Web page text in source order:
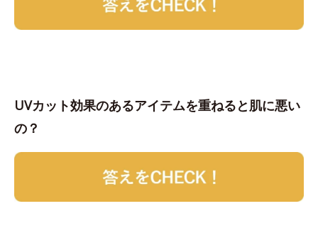
UVカット効果のあるアイテムを重ねると肌に悪い
の？